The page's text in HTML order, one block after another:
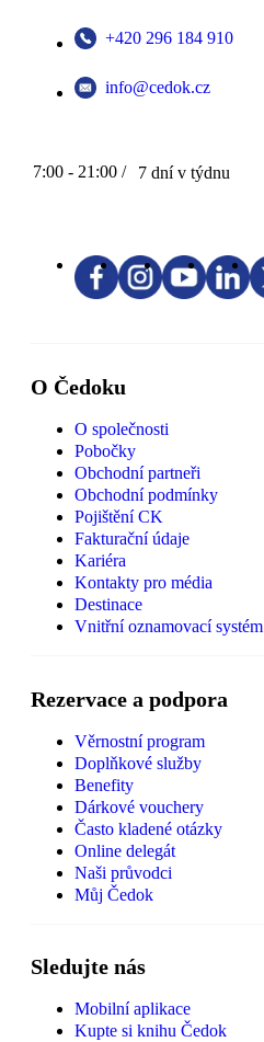
+420 296 184 910
info@cedok.cz
7:00 - 21:00 / 7 dní v týdnu
O Čedoku
O společnosti
Pobočky
Obchodní partneři
Obchodní podmínky
Pojištění CK
Fakturační údaje
Kariéra
Kontakty pro média
Destinace
Vnitřní oznamovací systém
Rezervace a podpora
Věrnostní program
Doplňkové služby
Benefity
Dárkové vouchery
Často kladené otázky
Online delegát
Naši průvodci
Můj Čedok
Sledujte nás
Mobilní aplikace
Kupte si knihu Čedok